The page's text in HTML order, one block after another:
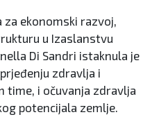
ekonomski razvoj,
u Izaslanstvu
Di Sandri istaknula je
zdravlja i
time, i očuvanja zdravlja
potencijala zemlje.